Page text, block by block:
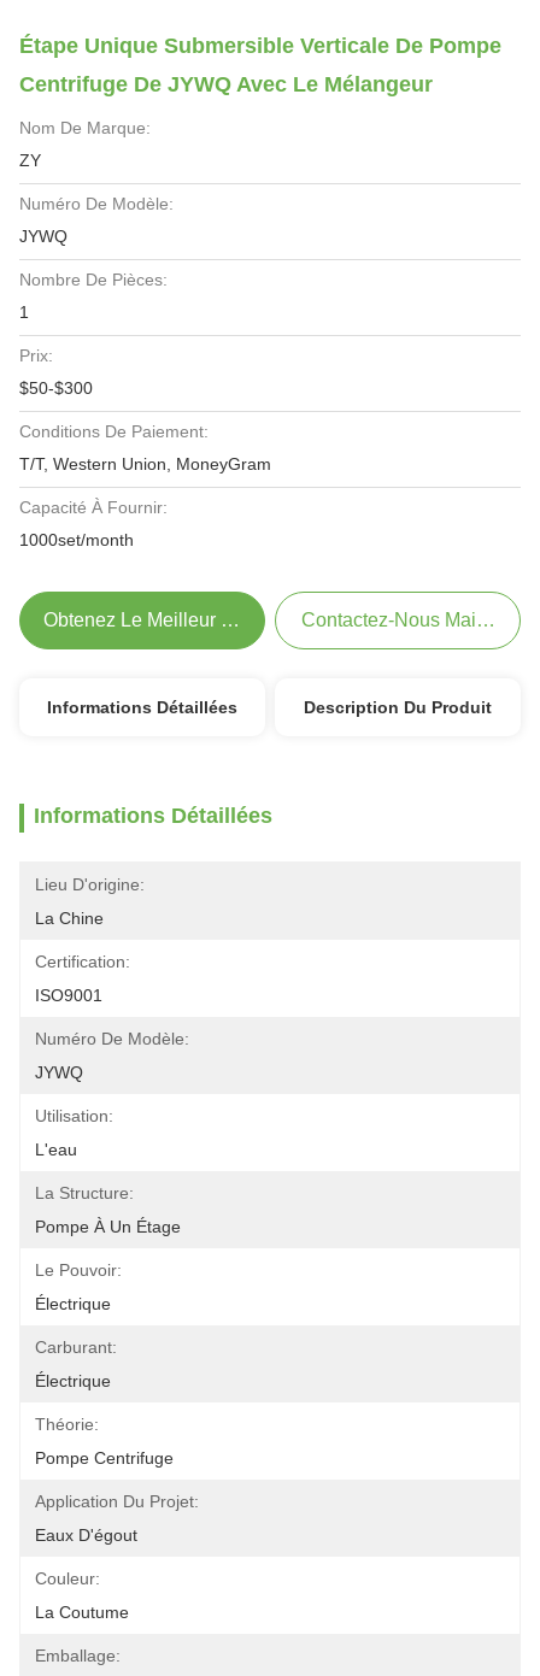
Étape Unique Submersible Verticale De Pompe
Centrifuge De JYWQ Avec Le Mélangeur
Nom De Marque:
ZY
Numéro De Modèle:
JYWQ
Nombre De Pièces:
1
Prix:
$50-$300
Conditions De Paiement:
T/T, Western Union, MoneyGram
Capacité À Fournir:
1000set/month
Obtenez Le Meilleur Prix Contactez-Nous Maintenant
Informations Détaillées Description Du Produit
Informations Détaillées
Lieu D'origine:
La Chine
Certification:
ISO9001
Numéro De Modèle:
JYWQ
Utilisation:
L'eau
La Structure:
Pompe À Un Étage
Le Pouvoir:
Électrique
Carburant:
Électrique
Théorie:
Pompe Centrifuge
Application Du Projet:
Eaux D'égout
Couleur:
La Coutume
Emballage: